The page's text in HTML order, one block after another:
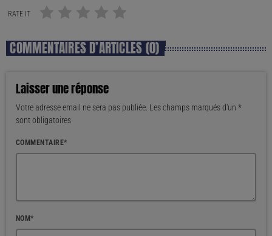
RATE IT
COMMENTAIRES D’ARTICLES (0)
Laisser une réponse
Votre adresse email ne sera pas publiée. Les champs marqués d'un *
sont obligatoires
COMMENTAIRE*
NOM*